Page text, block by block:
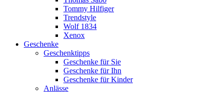
Tommy Hilfiger
Trendstyle
Wolf 1834
Xenox
Geschenke
Geschenktipps
Geschenke für Sie
Geschenke für Ihn
Geschenke für Kinder
Anlässe